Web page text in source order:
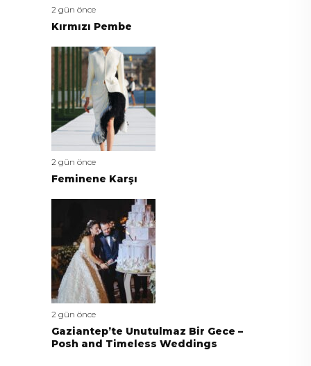
2 gün önce
Kırmızı Pembe
2 gün önce
Feminene Karşı
2 gün önce
Gaziantep’te Unutulmaz Bir Gece –
Posh and Timeless Weddings